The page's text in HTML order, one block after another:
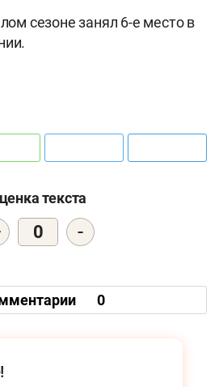
сезоне занял 6-е место в
текста
0 -
0